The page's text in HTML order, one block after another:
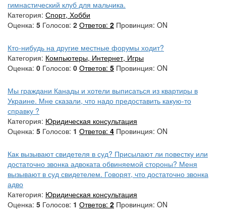
гимнастический клуб для мальчика.
Категория: Спорт, Хобби
Оценка: 5 Голосов: 2 Ответов: 2 Провинция: ON
Кто-нибудь на другие местные форумы ходит?
Категория: Компьютеры, Интернет, Игры
Оценка: 0 Голосов: 0 Ответов: 5 Провинция: ON
Мы граждани Канады и хотели выписаться из квартиры в
Украине. Мне сказали, что надо предоставить какую-то
справку ?
Категория: Юридическая консультация
Оценка: 5 Голосов: 1 Ответов: 4 Провинция: ON
Как вызывают свидетеля в суд? Присылают ли повестку или
достаточно звонка адвоката обвиняемой стороны? Меня
вызывают в суд свидетелем. Говорят, что достаточно звонка
адво
Категория: Юридическая консультация
Оценка: 5 Голосов: 1 Ответов: 2 Провинция: ON